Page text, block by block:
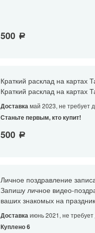
500 a
Краткий расклад на картах
Краткий расклад на
Доставкамай 2023, не требует
Станьте первым, кто купит!
500 a
Личное поздравление
Запишу личное видео-
ваших знакомых на
Доставкаиюнь 2021, не требует
Куплено 6